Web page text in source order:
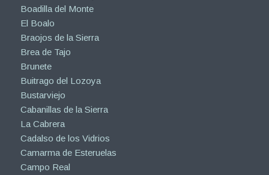
Boadilla del Monte
El Boalo
Braojos de la Sierra
Brea de Tajo
Brunete
Buitrago del Lozoya
Bustarviejo
Cabanillas de la Sierra
La Cabrera
Cadalso de los Vidrios
Camarma de Esteruelas
Campo Real